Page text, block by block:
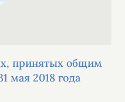
принятых общим
мая 2018 года